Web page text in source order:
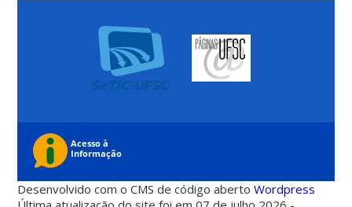
Desenvolvido com o CMS de código abertoWordpress